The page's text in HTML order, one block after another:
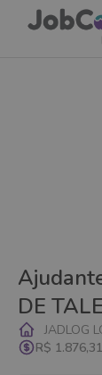
DE
JADLOG
R$ 1.876,31